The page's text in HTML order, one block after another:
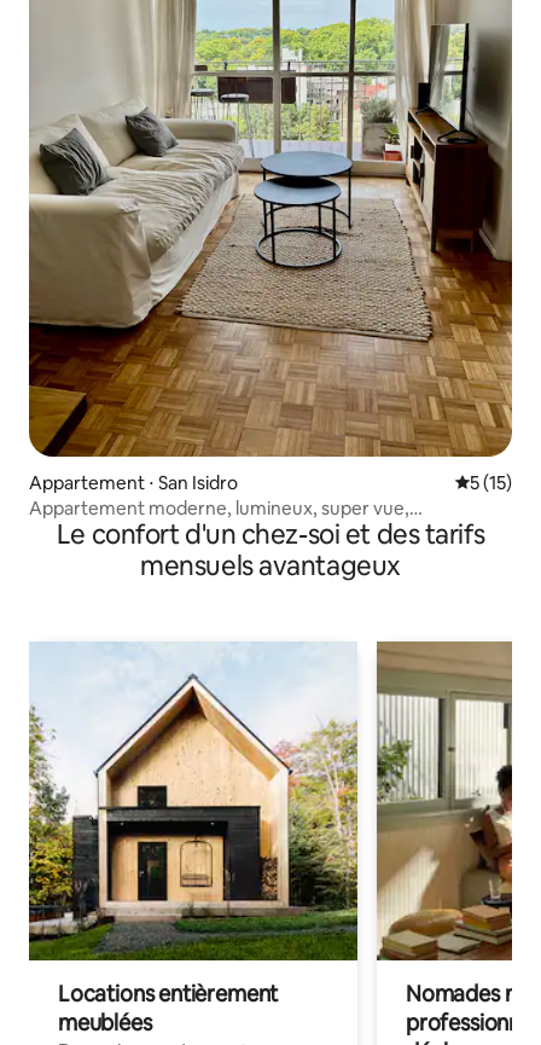
Appartement ⋅ San Isidro
5 (15)
Appartement moderne, lumineux, super vue,
emplacement. 2 personnes
Le confort d'un chez-soi et des tarifs
mensuels avantageux
Locations entièrement
meublées
Nomades